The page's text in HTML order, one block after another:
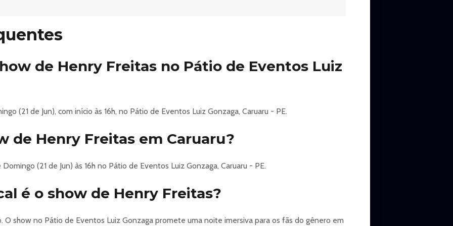
MAGNÍFICOS, LUAN SANTANA, HENRY FREITAS
/ APLICATIVO, COMO VOU ENTRAR NO EVENTO?
do aplicativo da Bilheteria Digital. A validação é feita pelo código de barras. Lembre-se que não
dúvidas sobre ingressos na Central de Ajuda > Ingressos.
local e setor indicado.
causar ferimentos a terceiros.
por menores de idade.
e definitivo, todos os direitos de imagem e áudio para todos os fins.
de Henry Freitas no Pátio de Eventos Luiz
(21 de Jun), com início às 16h, no Pátio de Eventos Luiz Gonzaga, Caruaru - PE.
de Henry Freitas em Caruaru?
(21 de Jun) às 16h no Pátio de Eventos Luiz Gonzaga, Caruaru - PE.
é o show de Henry Freitas?
O show no Pátio de Eventos Luiz Gonzaga promete uma noite imersiva para os fãs do gênero em